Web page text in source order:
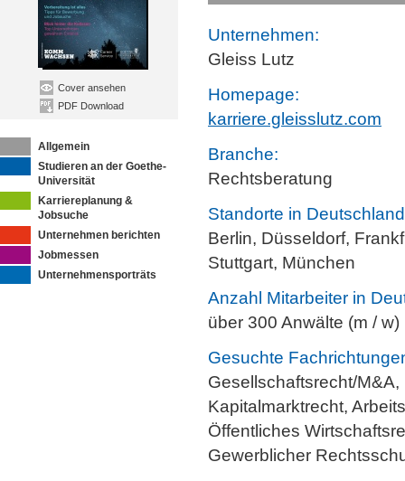
Cover ansehen
PDF Download
Allgemein
Studieren an der Goethe-
Universität
Karriereplanung &
Jobsuche
Unternehmen berichten
Jobmessen
Unternehmensporträts
Unternehmen:
Gleiss Lutz
Homepage:
karriere.gleisslutz.com
Branche:
Rechtsberatung
Standorte in
Berlin, Düsseldorf,
Stuttgart, München
Anzahl Mitarbeiter in
über 300 Anwälte (m / w)
Gesuchte
Gesellschaftsrecht/
Kapitalmarktrecht,
Öffentliches
Gewerblicher